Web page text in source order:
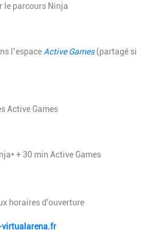
le parcours Ninja
l’espace Active Games(partagé si
Active Games
+ 30 min Active Games
horaires d'ouverture